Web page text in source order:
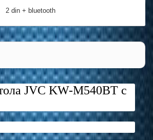
2 din + bluetooth
JVC KW-M540BT с